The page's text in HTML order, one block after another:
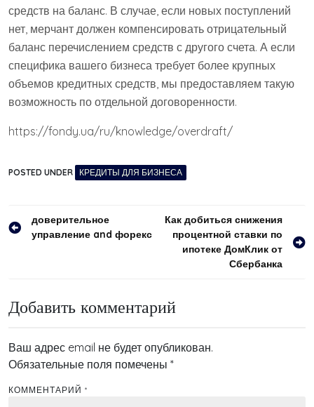
средств на баланс. В случае, если новых поступлений
нет, мерчант должен компенсировать отрицательный
баланс перечислением средств с другого счета. А если
специфика вашего бизнеса требует более крупных
объемов кредитных средств, мы предоставляем такую
возможность по отдельной договоренности.
https://fondy.ua/ru/knowledge/overdraft/
POSTED UNDER КРЕДИТЫ ДЛЯ БИЗНЕСА
Навигация
доверительное
управление and форекс
Как добиться снижения
процентной ставки по
ипотеке ДомКлик от
Сбербанка
Добавить комментарий
Ваш адрес email не будет опубликован.
Обязательные поля помечены *
КОММЕНТАРИЙ *